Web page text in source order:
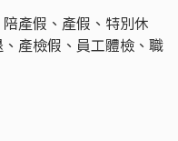
產假、產假、特別休
產檢假、員工體檢、職